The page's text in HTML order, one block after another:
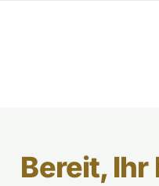
Bereit,